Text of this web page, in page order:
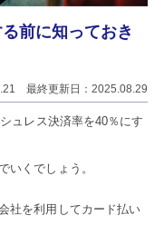
前に知っておき
最終更新日：2025.08.29
ュレス決済率を40％にす
いくでしょう。
社を利用してカード払い